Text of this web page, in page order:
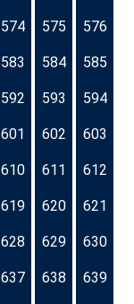
574 575 576
583 584 585
592 593 594
601 602 603
610 611 612
619 620 621
628 629 630
637 638 639